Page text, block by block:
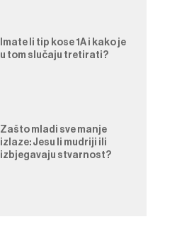
Imate li tip kose 1A i kako je
u tom slučaju tretirati?
Zašto mladi sve manje
izlaze: Jesu li mudriji ili
izbjegavaju stvarnost?